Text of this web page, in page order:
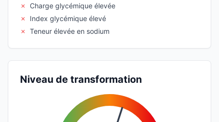
✗
Charge glycémique élevée
✗
Index glycémique élevé
✗ Teneur élevée en sodium
Niveau de transformation